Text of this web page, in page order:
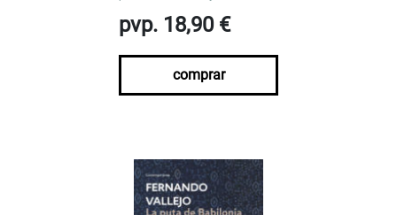
pvp. 18,90 €
comprar